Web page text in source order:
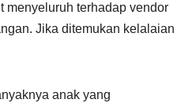
menyeluruh terhadap vendor
Jika ditemukan kelalaian
anak yang